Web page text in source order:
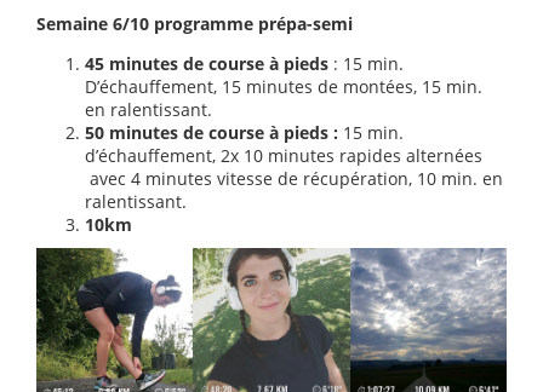
Semaine 6/10 programme prépa-semi
45 minutes de course à pieds : 15 min.
D’échauffement, 15 minutes de montées, 15 min.
en ralentissant.
50 minutes de course à pieds : 15 min.
d’échauffement, 2x 10 minutes rapides alternées
avec 4 minutes vitesse de récupération, 10 min. en
ralentissant.
10km